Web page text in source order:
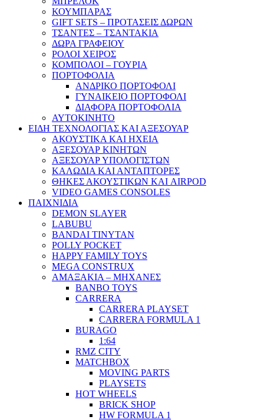
ΚΟΥΜΠΑΡΑΣ
GIFT SETS – ΠΡΟΤΑΣΕΙΣ ΔΩΡΩΝ
ΤΣΑΝΤΕΣ – ΤΣΑΝΤΑΚΙΑ
ΔΩΡΑ ΓΡΑΦΕΙΟΥ
ΡΟΛΟΙ ΧΕΙΡΟΣ
ΚΟΜΠΟΛΟΙ – ΓΟΥΡΙΑ
ΠΟΡΤΟΦΟΛΙΑ
ΑΝΔΡΙΚΟ ΠΟΡΤΟΦΟΛΙ
ΓΥΝΑΙΚΕΙΟ ΠΟΡΤΟΦΟΛΙ
ΔΙΑΦΟΡΑ ΠΟΡΤΟΦΟΛΙΑ
ΑΥΤΟΚΙΝΗΤΟ
ΕΙΔΗ ΤΕΧΝΟΛΟΓΙΑΣ ΚΑΙ ΑΞΕΣΟΥΑΡ
ΑΚΟΥΣΤΙΚΑ ΚΑΙ ΗΧΕΙΑ
ΑΞΕΣΟΥΑΡ ΚΙΝΗΤΩΝ
ΑΞΕΣΟΥΑΡ ΥΠΟΛΟΓΙΣΤΩΝ
ΚΑΛΩΔΙΑ ΚΑΙ ΑΝΤΑΠΤΟΡΕΣ
ΘΗΚΕΣ ΑΚΟΥΣΤΙΚΩΝ ΚΑΙ AIRPOD
VIDEO GAMES CONSOLES
ΠΑΙΧΝΙΔΙΑ
DEMON SLAYER
LABUBU
BANDAI TINYTAN
POLLY POCKET
HAPPY FAMILY TOYS
MEGA CONSTRUX
ΑΜΑΞΑΚΙΑ – ΜΗΧΑΝΕΣ
BANBO TOYS
CARRERA
CARRERA PLAYSET
CARRERA FORMULA 1
BURAGO
1:64
RMZ CITY
MATCHBOX
MOVING PARTS
PLAYSETS
HOT WHEELS
BRICK SHOP
HW FORMULA 1